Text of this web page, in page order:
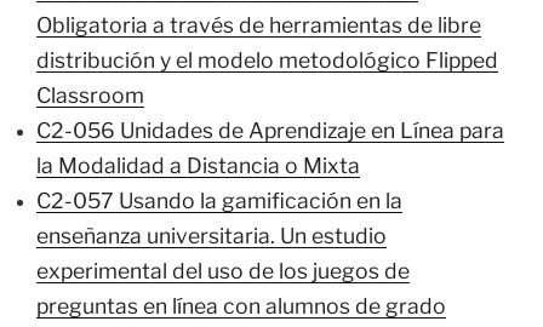
Obligatoria a través de herramientas de libre
distribución y el modelo metodológico Flipped
Classroom
C2-056 Unidades de Aprendizaje en Línea para
la Modalidad a Distancia o Mixta
C2-057 Usando la gamificación en la
enseñanza universitaria. Un estudio
experimental del uso de los juegos de
preguntas en línea con alumnos de grado